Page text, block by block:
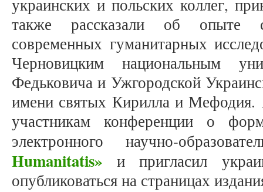
украинских и польских коллег,
также рассказали об опыте
современных гуманитарных
Черновицким национальным
Федьковича и Ужгородской
имени святых Кирилла и Мефодия.
участникам конференции о
электронного научно-
Humanitatis» и пригласил
опубликоваться на страницах